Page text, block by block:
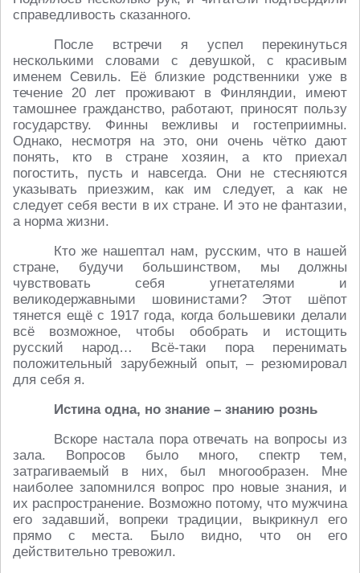
справедливость сказанного.
После встречи я успел перекинуться
несколькими словами с девушкой, с красивым
именем Севиль. Её близкие родственники уже в
течение 20 лет проживают в Финляндии, имеют
тамошнее гражданство, работают, приносят пользу
государству. Финны вежливы и гостеприимны.
Однако, несмотря на это, они очень чётко дают
понять, кто в стране хозяин, а кто приехал
погостить, пусть и навсегда. Они не стесняются
указывать приезжим, как им следует, а как не
следует себя вести в их стране. И это не фантазии,
а норма жизни.
Кто же нашептал нам, русским, что в нашей
стране, будучи большинством, мы должны
чувствовать себя угнетателями и
великодержавными шовинистами? Этот шёпот
тянется ещё с 1917 года, когда большевики делали
всё возможное, чтобы обобрать и истощить
русский народ… Всё-таки пора перенимать
положительный зарубежный опыт, – резюмировал
для себя я.
Истина одна, но знание – знанию рознь
Вскоре настала пора отвечать на вопросы из
зала. Вопросов было много, спектр тем,
затрагиваемый в них, был многообразен. Мне
наиболее запомнился вопрос про новые знания, и
их распространение. Возможно потому, что мужчина
его задавший, вопреки традиции, выкрикнул его
прямо с места. Было видно, что он его
действительно тревожил.